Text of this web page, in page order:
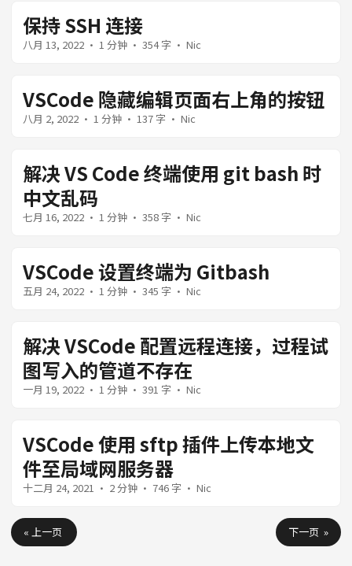
保持 SSH 连接
八月 13, 2022 · 1 分钟 · 354 字 · Nic
VSCode 隐藏编辑页面右上角的按钮
八月 2, 2022 · 1 分钟 · 137 字 · Nic
解决 VS Code 终端使用 git bash 时
中文乱码
七月 16, 2022 · 1 分钟 · 358 字 · Nic
VSCode 设置终端为 Gitbash
五月 24, 2022 · 1 分钟 · 345 字 · Nic
解决 VSCode 配置远程连接，过程试
图写入的管道不存在
一月 19, 2022 · 1 分钟 · 391 字 · Nic
VSCode 使用 sftp 插件上传本地文
件至局域网服务器
十二月 24, 2021 · 2 分钟 · 746 字 · Nic
« 上一页 下一页 »